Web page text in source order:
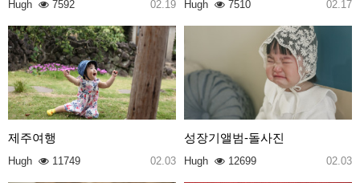
Hugh 7592 02.19 Hugh 7510 02.17
제주여행
Hugh 11749 02.03
성장기앨범-돌사진
Hugh 12699 02.03